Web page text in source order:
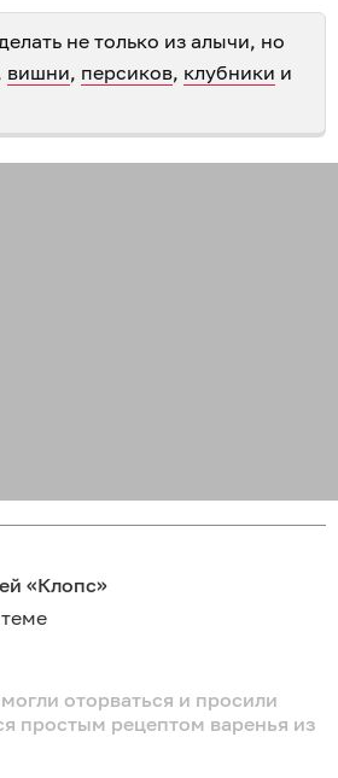
не только из алычи, но
вишни, персиков, клубники и
«Клопс»
оторваться и просили
простым рецептом варенья из